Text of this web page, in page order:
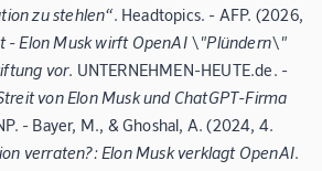
zu stehlen“. Headtopics. - AFP. (2026,
- Elon Musk wirft OpenAI \"Plündern\"
vor. UNTERNEHMEN-HEUTE.de. -
von Elon Musk und ChatGPT-Firma
- Bayer, M., & Ghoshal, A. (2024, 4.
verraten?: Elon Musk verklagt OpenAI.